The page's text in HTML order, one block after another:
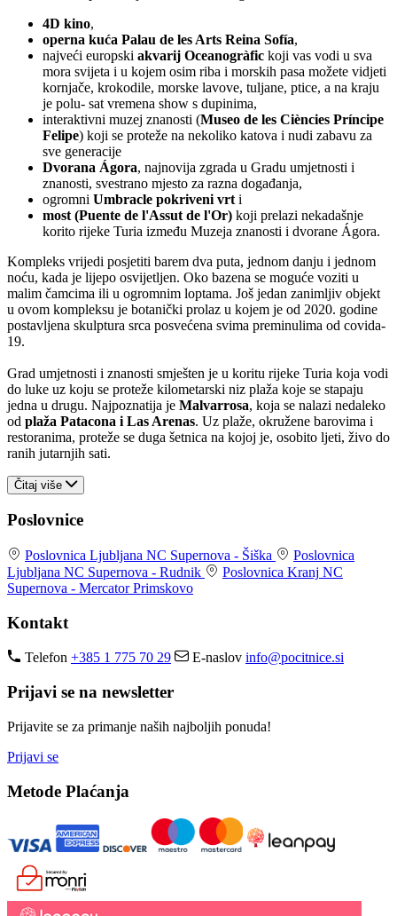
4D kino,
operna kuća Palau de les Arts Reina Sofía,
najveći europski akvarij Oceanogràfic koji vas vodi u sva
mora svijeta i u kojem osim riba i morskih pasa možete vidjeti
kornjače, krokodile, morske lavove, tuljane, ptice, a na kraju
je polu- sat vremena show s dupinima,
interaktivni muzej znanosti (Museo de les Ciències Príncipe
Felipe) koji se proteže na nekoliko katova i nudi zabavu za
sve generacije
Dvorana Ágora, najnovija zgrada u Gradu umjetnosti i
znanosti, svestrano mjesto za razna događanja,
ogromni Umbracle pokriveni vrt i
most (Puente de l'Assut de l'Or) koji prelazi nekadašnje
korito rijeke Turia između Muzeja znanosti i dvorane Ágora.
Kompleks vrijedi posjetiti barem dva puta, jednom danju i jednom
noću, kada je lijepo osvijetljen. Oko bazena se moguće voziti u
malim čamcima ili u ogromnim loptama. Još jedan zanimljiv objekt
u ovom kompleksu je botanički prolaz u kojem je od 2020. godine
postavljena skulptura srca posvećena svima preminulima od covida-
19.
Grad umjetnosti i znanosti smješten je u koritu rijeke Turia koja vodi
do luke uz koju se proteže kilometarski niz plaža koje se stapaju
jedna u drugu. Najpoznatija je Malvarrosa, koja se nalazi nedaleko
od plaža Patacona i Las Arenas. Uz plaže, okružene barovima i
restoranima, proteže se duga šetnica na kojoj je, osobito ljeti, živo do
ranih jutarnjih sati.
Čitaj više
Poslovnice
Poslovnica Ljubljana NC Supernova - Šiška
Poslovnica
Ljubljana NC Supernova - Rudnik Poslovnica Kranj NC
Supernova - Mercator Primskovo
Kontakt
Telefon +385 1 775 70 29 E-naslov info@pocitnice.si
Prijavi se na newsletter
Prijavite se za primanje naših najboljih ponuda!
Prijavi se
Metode Plaćanja